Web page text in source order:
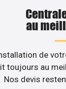
au
de
toujours au
Nos devis